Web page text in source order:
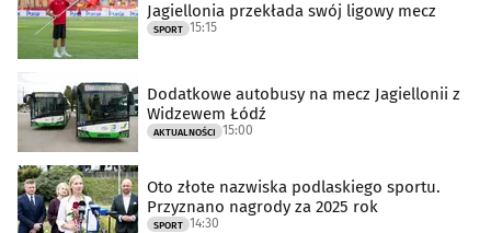
Jagiellonia przekłada swój ligowy mecz
SPORT 15:15
Dodatkowe autobusy na mecz Jagiellonii z
Widzewem Łódź
AKTUALNOŚCI 15:00
Oto złote nazwiska podlaskiego sportu.
Przyznano nagrody za 2025 rok
SPORT 14:30